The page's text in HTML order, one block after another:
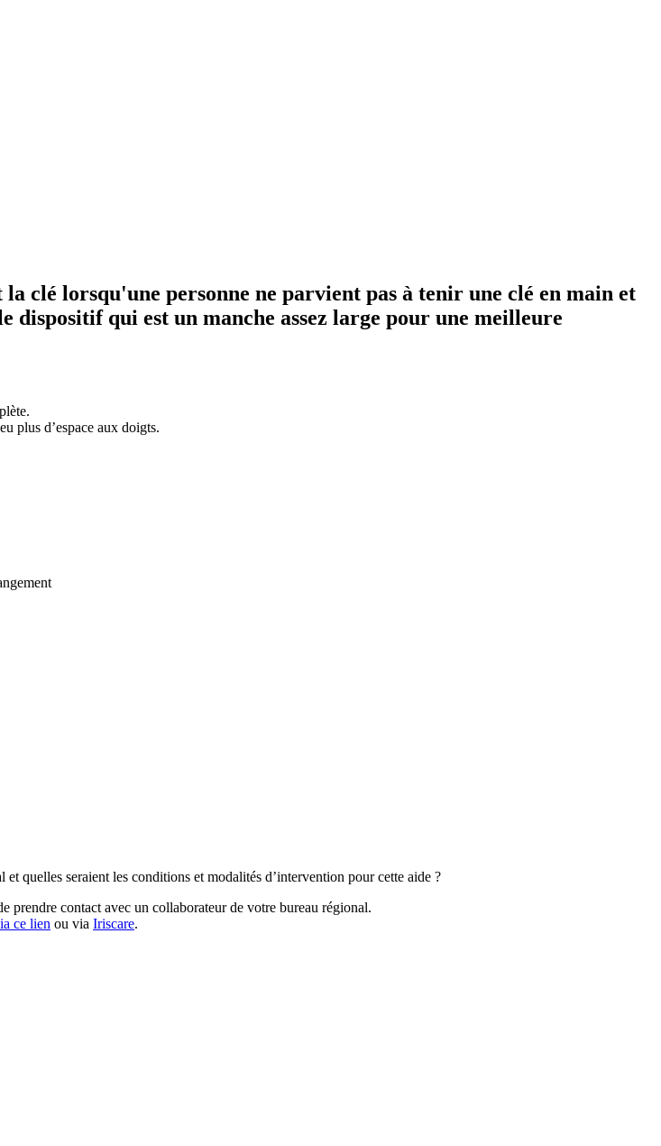
clé lorsqu'une personne ne parvient pas à tenir une clé en main et
qui est un manche assez large pour une meilleure
plus d’espace aux doigts.
quelles seraient les conditions et modalités d’intervention pour cette aide ?
prendre contact avec un collaborateur de votre bureau régional.
ce lien ou via Iriscare.